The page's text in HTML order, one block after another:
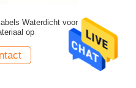
Waterdicht voor
op